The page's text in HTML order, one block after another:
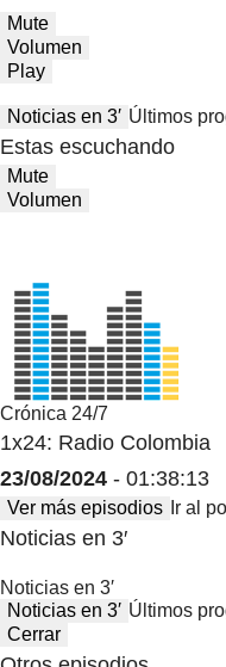
Mute
Volumen
Play
Noticias en 3′ Últimos
Estas escuchando
Mute
Volumen
Crónica 24/7
1x24: Radio Colombia
23/08/2024 - 01:38:13
Ver más episodios Ir al
Noticias en 3′
Noticias en 3′
Noticias en 3′ Últimos
Cerrar